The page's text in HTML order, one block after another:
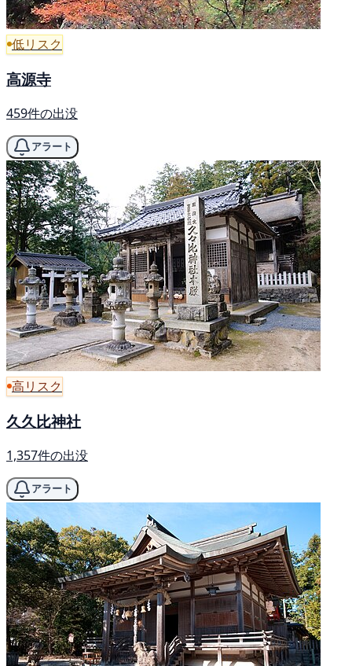
低リスク
高源寺
459件の出没
アラート
高リスク
久久比神社
1,357件の出没
アラート